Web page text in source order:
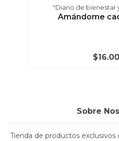
"Diario de bienestar
Amándome
Sobre
Tienda de productos